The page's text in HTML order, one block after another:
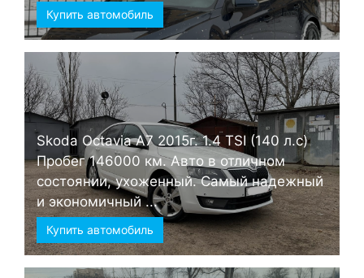
Купить автомобиль
Skoda Octavia А7 2015г. 1.4 TSI (140 л.с)
Пробег 146000 км. Авто в отличном
состоянии, ухоженный. Самый надежный
и экономичный ...
Купить автомобиль